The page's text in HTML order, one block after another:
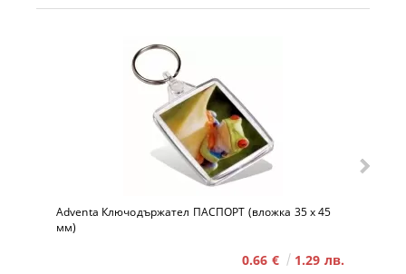
Adventa Ключодържател ПАСПОРТ (вложка 35 x 45
мм)
0.66 € 1.29 лв.